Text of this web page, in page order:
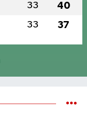
33 40
33 37